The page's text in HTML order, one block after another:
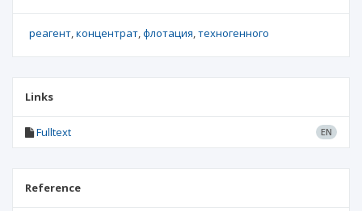
реагент концентрат флотация техногенного
Links
Fulltext EN
Reference